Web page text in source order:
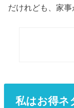
だけれども、家事
私はお得ネ